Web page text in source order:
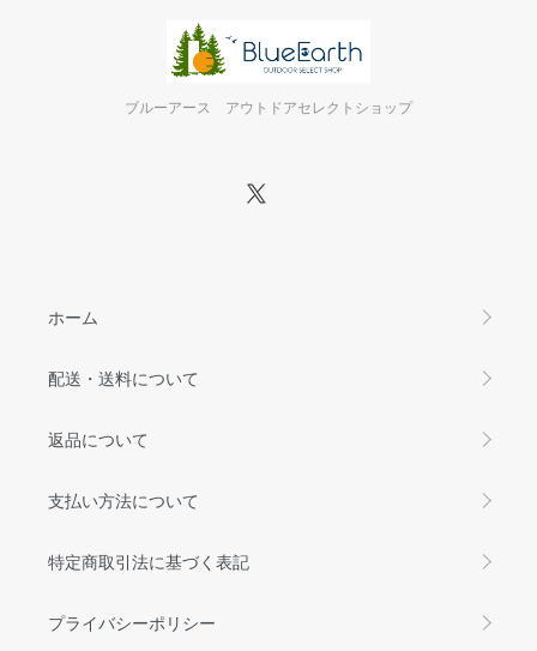
ブルーアース アウトドアセレクトショップ
ホーム
配送・送料について
返品について
支払い方法について
特定商取引法に基づく表記
プライバシーポリシー